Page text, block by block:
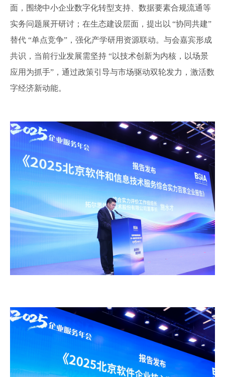
面，围绕中小企业数字化转型支持、数据要素合规流通等
实务问题展开研讨；在生态建设层面，提出以 “协同共建”
替代 “单点竞争”，强化产学研用资源联动。与会嘉宾形成
共识，当前行业发展需坚持 “以技术创新为内核，以场景
应用为抓手”，通过政策引导与市场驱动双轮发力，激活数
字经济新动能。